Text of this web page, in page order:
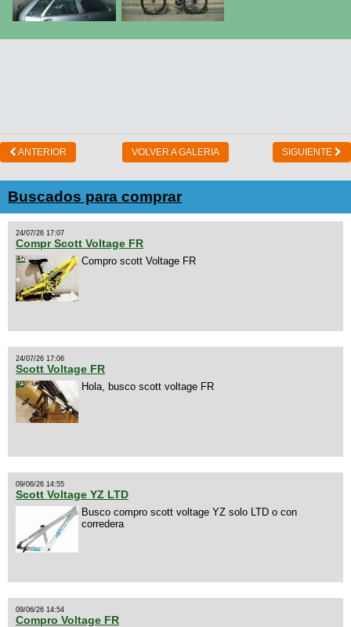
ANTERIOR VOLVER A GALERIA SIGUIENTE
Buscados para comprar
24/07/26 17:07
Compr Scott Voltage FR
Compro scott Voltage FR
24/07/26 17:06
Scott Voltage FR
Hola, busco scott voltage FR
09/06/26 14:55
Scott Voltage YZ LTD
Busco compro scott voltage YZ solo LTD o con
corredera
09/06/26 14:54
Compro Voltage FR